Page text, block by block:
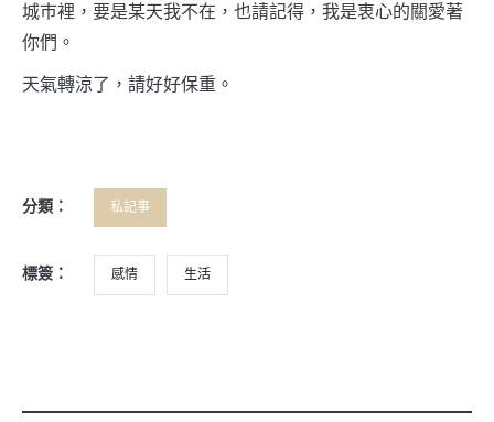
城巿裡，要是某天我不在，也請記得，我是衷心的關愛著
你們。
天氣轉涼了，請好好保重。
分類： 私記事
標簽： 感情 生活